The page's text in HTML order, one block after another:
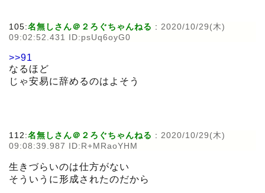
105:名無しさん＠２ろぐちゃんねる : 2020/10/29(木)
09:02:52.431 ID:psUq6oyG0
>>91
なるほど
じゃ安易に辞めるのはよそう
112:名無しさん＠２ろぐちゃんねる : 2020/10/29(木)
09:08:39.987 ID:R+MRaoYHM
生きづらいのは仕方がない
そういうに形成されたのだから